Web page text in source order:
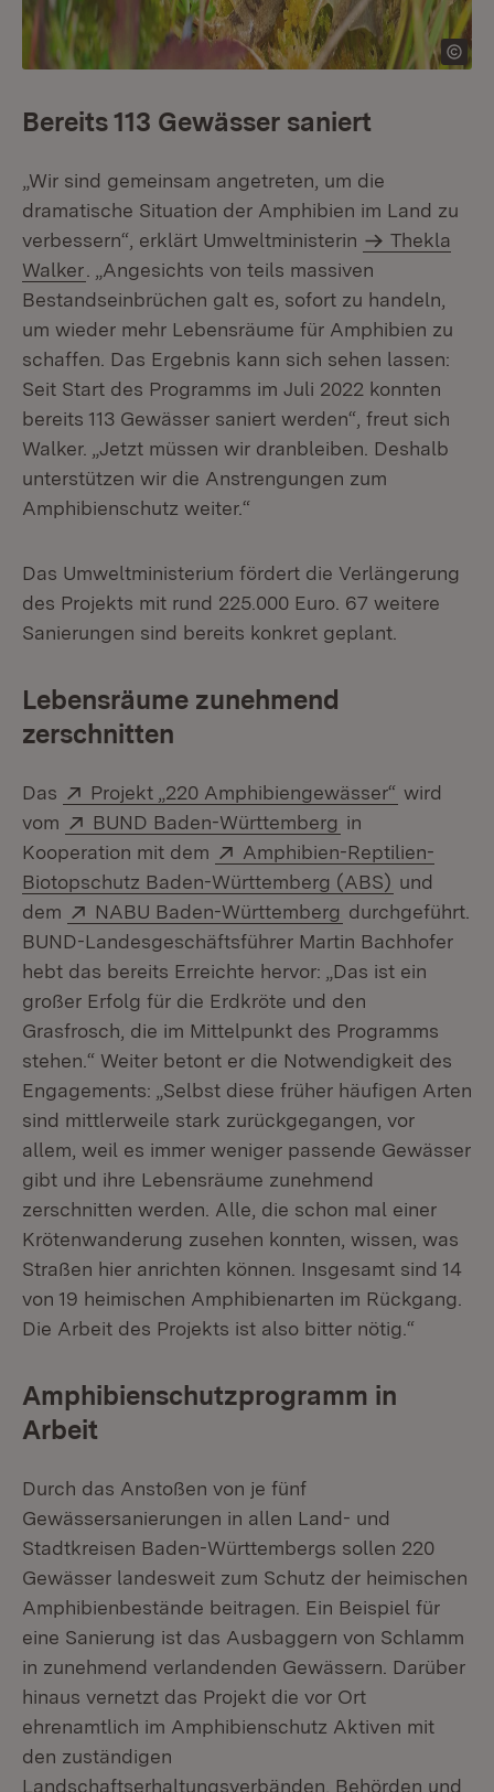
Bereits 113 Gewässer saniert
„Wir sind gemeinsam angetreten, um die
dramatische Situation der Amphibien im Land zu
verbessern“, erklärt Umweltministerin
Thekla
Walker . „Angesichts von teils massiven
Bestandseinbrüchen galt es, sofort zu handeln,
um wieder mehr Lebensräume für Amphibien zu
schaffen. Das Ergebnis kann sich sehen lassen:
Seit Start des Programms im Juli 2022 konnten
bereits 113 Gewässer saniert werden“, freut sich
Walker. „Jetzt müssen wir dranbleiben. Deshalb
unterstützen wir die Anstrengungen zum
Amphibienschutz weiter.“
Das Umweltministerium fördert die Verlängerung
des Projekts mit rund 225.000 Euro. 67 weitere
Sanierungen sind bereits konkret geplant.
Lebensräume zunehmend
zerschnitten
Das Extern:
Projekt „220 Amphibiengewässer“ (Öffnet in
wird
vom
Extern:
BUND Baden-Württemberg (Öffnet in
in
Kooperation mit dem
Extern:
Amphibien-Reptilien-
Biotopschutz Baden-Württemberg (ABS) (Öffnet in
und
dem
Extern:
NABU Baden-Württemberg (Öffnet in
durchgeführt.
BUND-Landesgeschäftsführer Martin Bachhofer
hebt das bereits Erreichte hervor: „Das ist ein
großer Erfolg für die Erdkröte und den
Grasfrosch, die im Mittelpunkt des Programms
stehen.“ Weiter betont er die Notwendigkeit des
Engagements: „Selbst diese früher häufigen Arten
sind mittlerweile stark zurückgegangen, vor
allem, weil es immer weniger passende Gewässer
gibt und ihre Lebensräume zunehmend
zerschnitten werden. Alle, die schon mal einer
Krötenwanderung zusehen konnten, wissen, was
Straßen hier anrichten können. Insgesamt sind 14
von 19 heimischen Amphibienarten im Rückgang.
Die Arbeit des Projekts ist also bitter nötig.“
Amphibienschutzprogramm in
Arbeit
Durch das Anstoßen von je fünf
Gewässersanierungen in allen Land- und
Stadtkreisen Baden-Württembergs sollen 220
Gewässer landesweit zum Schutz der heimischen
Amphibienbestände beitragen. Ein Beispiel für
eine Sanierung ist das Ausbaggern von Schlamm
in zunehmend verlandenden Gewässern. Darüber
hinaus vernetzt das Projekt die vor Ort
ehrenamtlich im Amphibienschutz Aktiven mit
den zuständigen
Landschaftserhaltungsverbänden, Behörden und